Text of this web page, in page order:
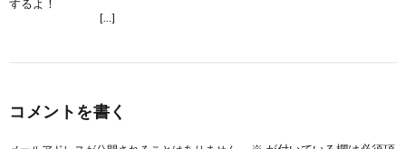
[…]
コメントを書く